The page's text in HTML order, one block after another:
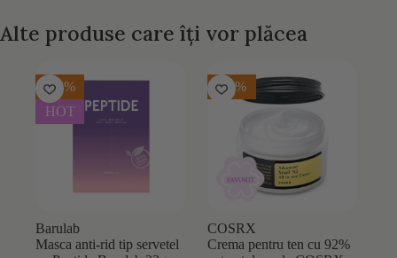
Alte produse care îți vor plăcea
-25%
HOT
Barulab
Masca anti-rid tip servetel
-30%
COSRX
Crema pentru ten cu 92%